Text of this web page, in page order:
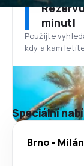
minut!
Použijte
kdy a kam
Speciální
Brno - Milán